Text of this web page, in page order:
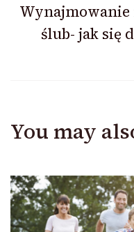
ślub- jak się
You may